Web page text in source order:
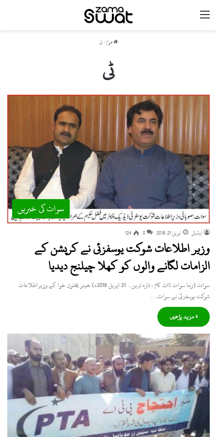
ھوم/ٹی
ٹی
سوات کی خبریں
ایڈیٹر اپریل 21, 2019 0
124
وزیر اطلاعات شوکت یوسفزئی نے کرپشن کے
الزامات لگانے والوں کو کھلا چیلنج دیدیا
سوات (زما سوات ڈاٹ کام ، تازہ ترین۔ 21 اپریل 2018ء) خیبر پختون خوا کے وزیراطلاعات
شوکت یوسفزئی نے سوات…
» مزید پڑھیں